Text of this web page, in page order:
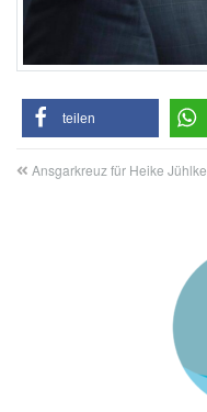
teilen
Ansgarkreuz für Heike Jühlke